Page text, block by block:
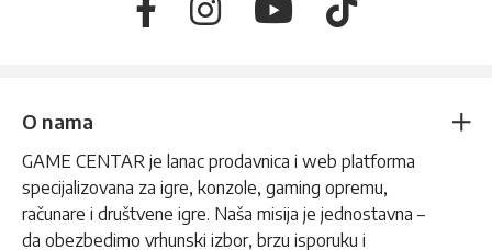
O nama
GAME CENTAR je lanac prodavnica i web platforma
specijalizovana za igre, konzole, gaming opremu,
računare i društvene igre. Naša misija je jednostavna –
da obezbedimo vrhunski izbor, brzu isporuku i